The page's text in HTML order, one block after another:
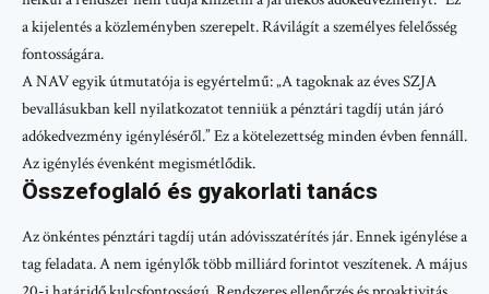
a kijelentés a közleményben szerepelt. Rávilágít a személyes felelősség
fontosságára.
A NAV egyik útmutatója is egyértelmű: „A tagoknak az éves SZJA
bevallásukban kell nyilatkozatot tenniük a pénztári tagdíj után járó
adókedvezmény igényléséről.” Ez a kötelezettség minden évben fennáll.
Az igénylés évenként megismétlődik.
Összefoglaló és gyakorlati tanács
Az önkéntes pénztári tagdíj után adóvisszatérítés jár. Ennek igénylése a
tag feladata. A nem igénylők több milliárd forintot veszítenek. A május